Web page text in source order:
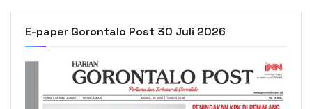
E-paper Gorontalo Post 30 Juli 2026